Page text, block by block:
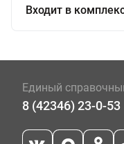
Входит в
Единый
8 (42346) 23-0-53